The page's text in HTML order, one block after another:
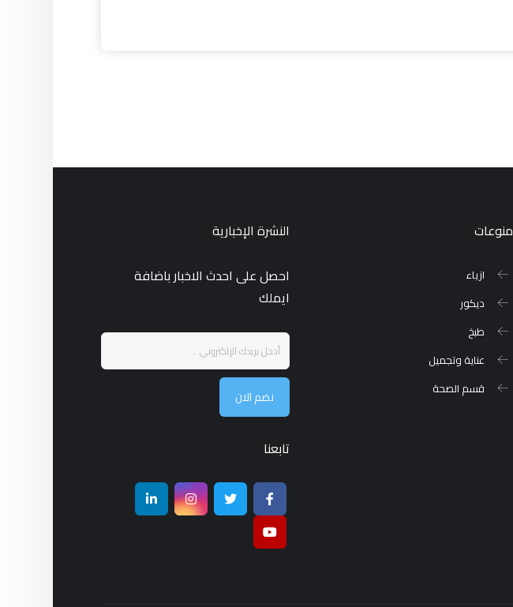
منوعات
ازياء
ديكور
طبخ
عناية وتجميل
قسم الصحة
النشرة الإخبارية
احصل على احدث الاخبار باضافة
ايملك
نضم الان
تابعنا